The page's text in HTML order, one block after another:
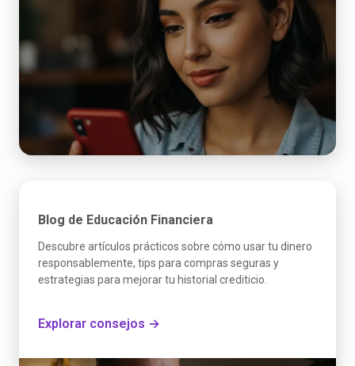
Blog de Educación Financiera
Descubre artículos prácticos sobre cómo usar tu dinero
responsablemente, tips para compras seguras y
estrategias para mejorar tu historial crediticio.
Explorar consejos →